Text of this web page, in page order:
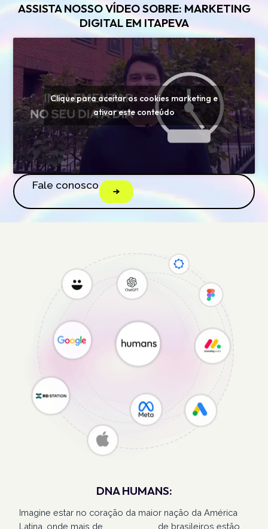
ASSISTA NOSSO VÍDEO SOBRE: MARKETING
DIGITAL EM ITAPEVA
Clique para aceitar os cookies marketing e
ativar este conteúdo
Fale conosco
DNA HUMANS:
Imagine estar no coração da maior nação da América
Latina, onde mais de
de brasileiros estão